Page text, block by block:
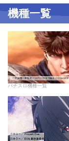
機種一覧
パチスロ機種一覧